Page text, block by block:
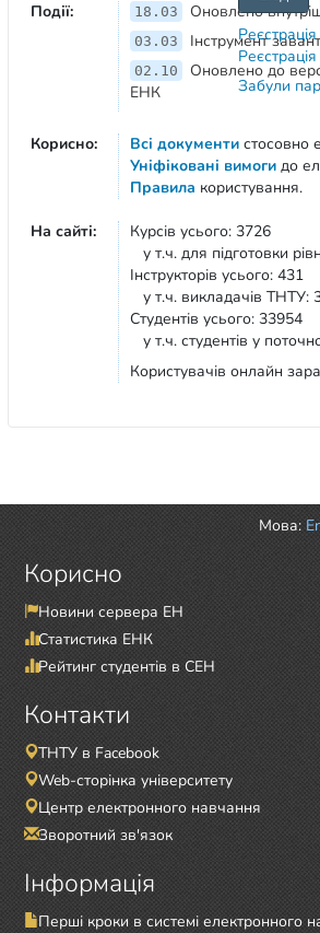
Забули
Події: 18.03 Оновлено
03.03 Інструмент
02.10
Оновлено до
ЕНК
Корисно: Всі документи стосовно
Уніфіковані вимоги до
Правила користування.
На сайті:
Курсів усього: 3726
у т.ч. для підготовки
Інструкторів усього: 431
у т.ч. викладачів ТНТУ:
Студентів усього: 33954
у т.ч. студентів у
Користувачів онлайн
Мова:
Корисно
Новини сервера ЕН
Статистика ЕНК
Рейтинг студентів в СЕН
Контакти
ТНТУ в Facebook
Web-сторінка університету
Центр електронного навчання
Зворотний зв'язок
Інформація
Перші кроки в системі електронного